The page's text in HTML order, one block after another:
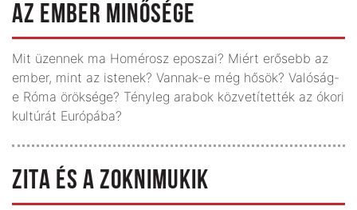
AZ EMBER MINŐSÉGE
Mit üzennek ma Homérosz eposzai? Miért erősebb az
ember, mint az istenek? Vannak-e még hősök? Valóság-
e Róma öröksége? Tényleg arabok közvetítették az ókori
kultúrát Európába?
ZITA ÉS A ZOKNIMUKIK